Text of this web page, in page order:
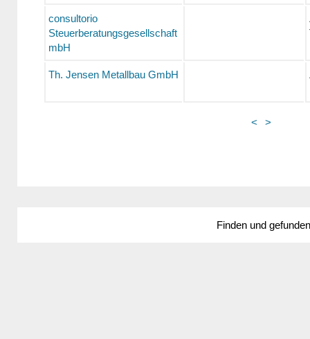
consultorio
Steuerberatungsgesellschaft
mbH
Th. Jensen Metallbau GmbH
< >
Finden und